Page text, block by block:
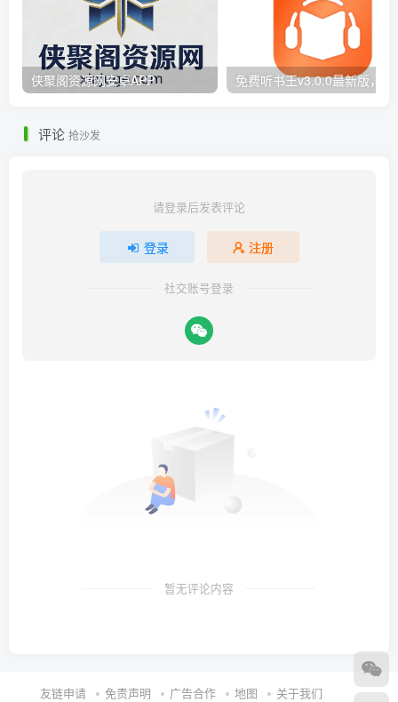
侠聚阁资源网安卓APP
评论 抢沙发
请登录后发表评论
登录 注册
社交账号登录
暂无评论内容
友链申请 免责声明 广告合作 地图 关于我们